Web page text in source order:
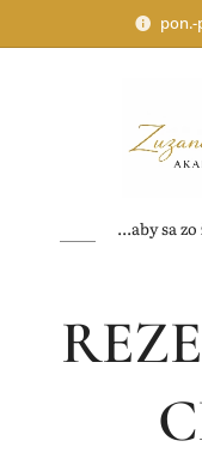
pon.-
...aby sa